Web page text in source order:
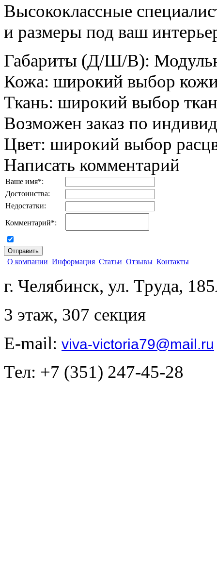
Высококлассные
и размеры под ваш
Габариты (Д/Ш/В):
Кожа: широкий выбор
Ткань: широкий выбор
Возможен заказ по
Цвет: широкий выбор
Написать комментарий
Ваше имя*:
Достоинства:
Недостатки:
Комментарий*:
О компании Информация Статьи Отзывы Контакты
г. Челябинск, ул. Труда,
3 этаж, 307 секция
E-mail: viva-victoria79@mail.ru
Тел: +7 (351) 247-45-28